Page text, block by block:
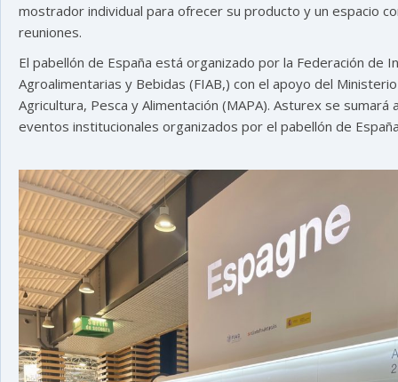
mostrador individual para ofrecer su producto y un espacio
reuniones.
El pabellón de España está organizado por la Federación de
Agroalimentarias y Bebidas (FIAB,) con el apoyo del
Agricultura, Pesca y Alimentación (MAPA). Asturex se sumará
eventos institucionales organizados por el pabellón de